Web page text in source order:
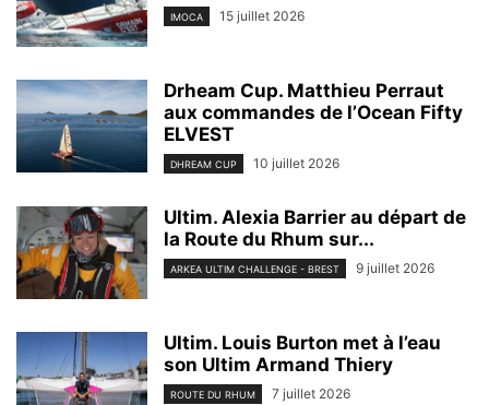
IMOCA 15 juillet 2026
Drheam Cup. Matthieu Perraut
aux commandes de l’Ocean Fifty
ELVEST
DHREAM CUP 10 juillet 2026
Ultim. Alexia Barrier au départ de
la Route du Rhum sur...
ARKEA ULTIM CHALLENGE - BREST 9 juillet 2026
Ultim. Louis Burton met à l’eau
son Ultim Armand Thiery
ROUTE DU RHUM 7 juillet 2026